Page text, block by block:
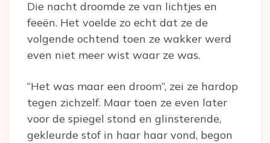
Die nacht droomde ze van lichtjes en
feeën. Het voelde zo echt dat ze de
volgende ochtend toen ze wakker werd
even niet meer wist waar ze was.
“Het was maar een droom”, zei ze hardop
tegen zichzelf. Maar toen ze even later
voor de spiegel stond en glinsterende,
gekleurde stof in haar haar vond, begon